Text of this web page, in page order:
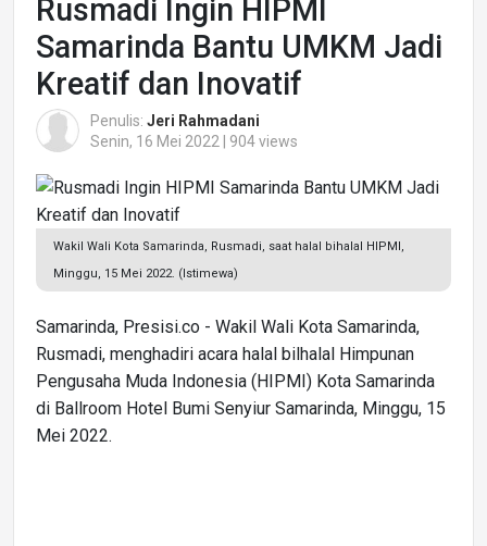
Rusmadi Ingin HIPMI
Samarinda Bantu UMKM Jadi
Kreatif dan Inovatif
Penulis: Jeri Rahmadani
Senin, 16 Mei 2022 | 904 views
Wakil Wali Kota Samarinda, Rusmadi, saat halal bihalal HIPMI,
Minggu, 15 Mei 2022. (Istimewa)
Samarinda, Presisi.co - Wakil Wali Kota Samarinda,
Rusmadi, menghadiri acara halal bilhalal Himpunan
Pengusaha Muda Indonesia (HIPMI) Kota Samarinda
di Ballroom Hotel Bumi Senyiur Samarinda, Minggu, 15
Mei 2022.